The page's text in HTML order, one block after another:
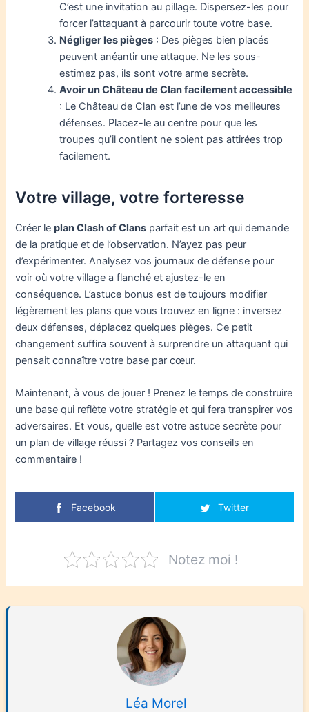
C’est une invitation au pillage. Dispersez-les pour
forcer l’attaquant à parcourir toute votre base.
Négliger les pièges : Des pièges bien placés
peuvent anéantir une attaque. Ne les sous-
estimez pas, ils sont votre arme secrète.
Avoir un Château de Clan facilement accessible
: Le Château de Clan est l’une de vos meilleures
défenses. Placez-le au centre pour que les
troupes qu’il contient ne soient pas attirées trop
facilement.
Votre village, votre forteresse
Créer leplan Clash of Clans parfait est un art qui demande
de la pratique et de l’observation. N’ayez pas peur
d’expérimenter. Analysez vos journaux de défense pour
voir où votre village a flanché et ajustez-le en
conséquence. L’astuce bonus est de toujours modifier
légèrement les plans que vous trouvez en ligne : inversez
deux défenses, déplacez quelques pièges. Ce petit
changement suffira souvent à surprendre un attaquant qui
pensait connaître votre base par cœur.
Maintenant, à vous de jouer ! Prenez le temps de construire
une base qui reflète votre stratégie et qui fera transpirer vos
adversaires. Et vous, quelle est votre astuce secrète pour
un plan de village réussi ? Partagez vos conseils en
commentaire !
Facebook Twitter
Notez moi !
Léa Morel